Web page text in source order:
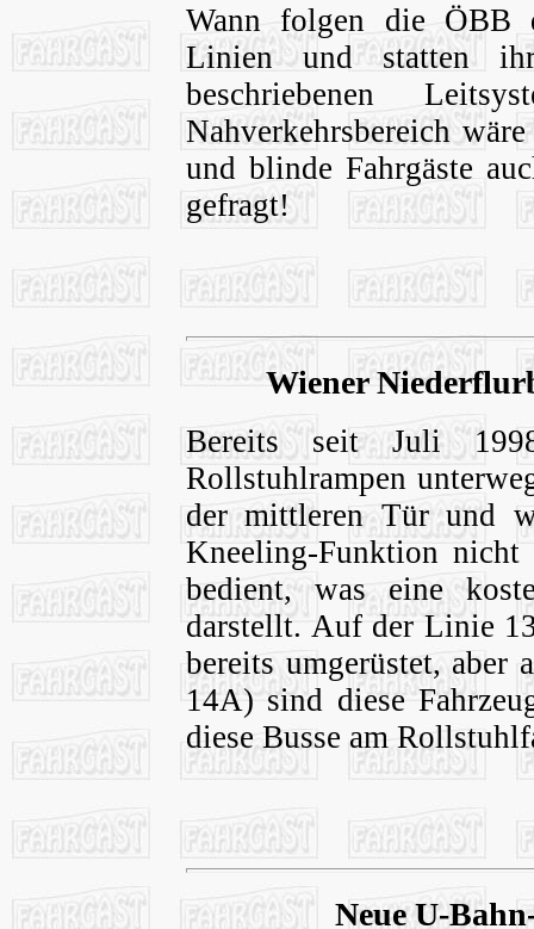
Wann folgen die ÖBB
Linien und statten
beschriebenen
Nahverkehrsbereich
und blinde Fahrgäste
gefragt!
Wiener
Bereits seit Juli
Rollstuhlrampen
der mittleren Tür und
Kneeling-Funktion nicht
bedient, was eine
darstellt. Auf der Linie
bereits umgerüstet, aber
14A) sind diese
diese Busse am
Neue U-